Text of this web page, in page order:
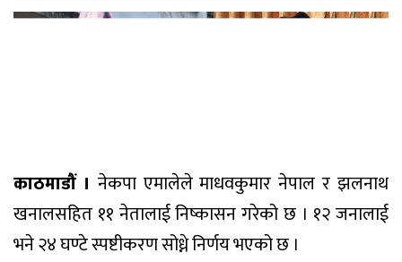
काठमाडौं । नेकपा एमालेले माधवकुमार नेपाल र झलनाथ
खनालसहित ११ नेतालाई निष्कासन गरेको छ । १२ जनालाई
भने २४ घण्टे स्पष्टीकरण सोध्ने निर्णय भएको छ ।